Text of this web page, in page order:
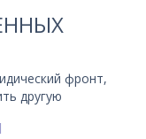
фронт,
другую